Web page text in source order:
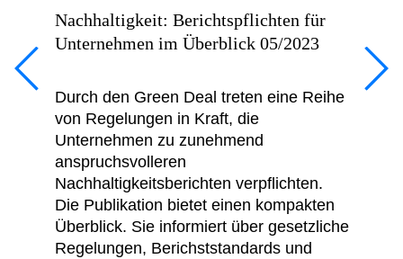
Nachhaltigkeit: Berichtspflichten für
Unternehmen im Überblick 05/2023
Durch den Green Deal treten eine Reihe
von Regelungen in Kraft, die
Unternehmen zu zunehmend
anspruchsvolleren
Nachhaltigkeitsberichten verpflichten.
Die Publikation bietet einen kompakten
Überblick. Sie informiert über gesetzliche
Regelungen, Berichststandards und